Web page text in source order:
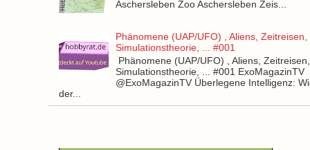
Aschersleben Zoo Aschersleben Zeis...
Phänomene (UAP/UFO) , Aliens, Zeitreisen,
Simulationstheorie, ... #001
Phänomene (UAP/UFO) , Aliens, Zeitreisen,
Simulationstheorie, ... #001 ExoMagazinTV
@ExoMagazinTV Überlegene Intelligenz:
der...